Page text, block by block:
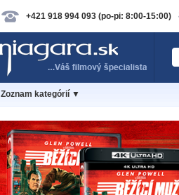
+421 918 994 093 (po-pi: 8:00-15:00)
Zoznam kategórií ▼